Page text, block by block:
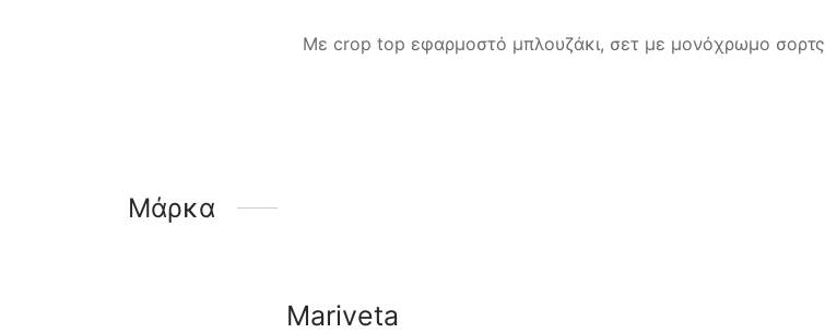
Με crop top εφαρμοστό μπλουζάκι, σετ με μονόχρωμο σορτς
Μάρκα
Mariveta